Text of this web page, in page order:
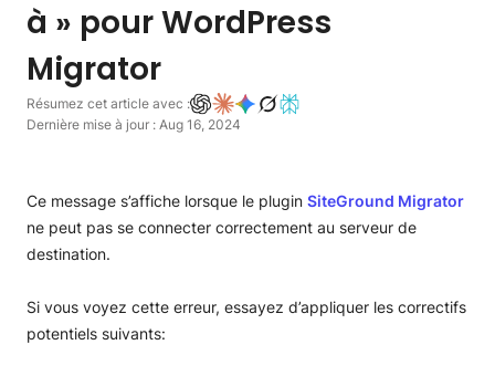
à » pour WordPress
Migrator
Résumez cet article avec :
Dernière mise à jour : Aug 16, 2024
Ce message s’affiche lorsque le plugin SiteGround Migrator
ne peut pas se connecter correctement au serveur de
destination.
Si vous voyez cette erreur, essayez d’appliquer les correctifs
potentiels suivants: